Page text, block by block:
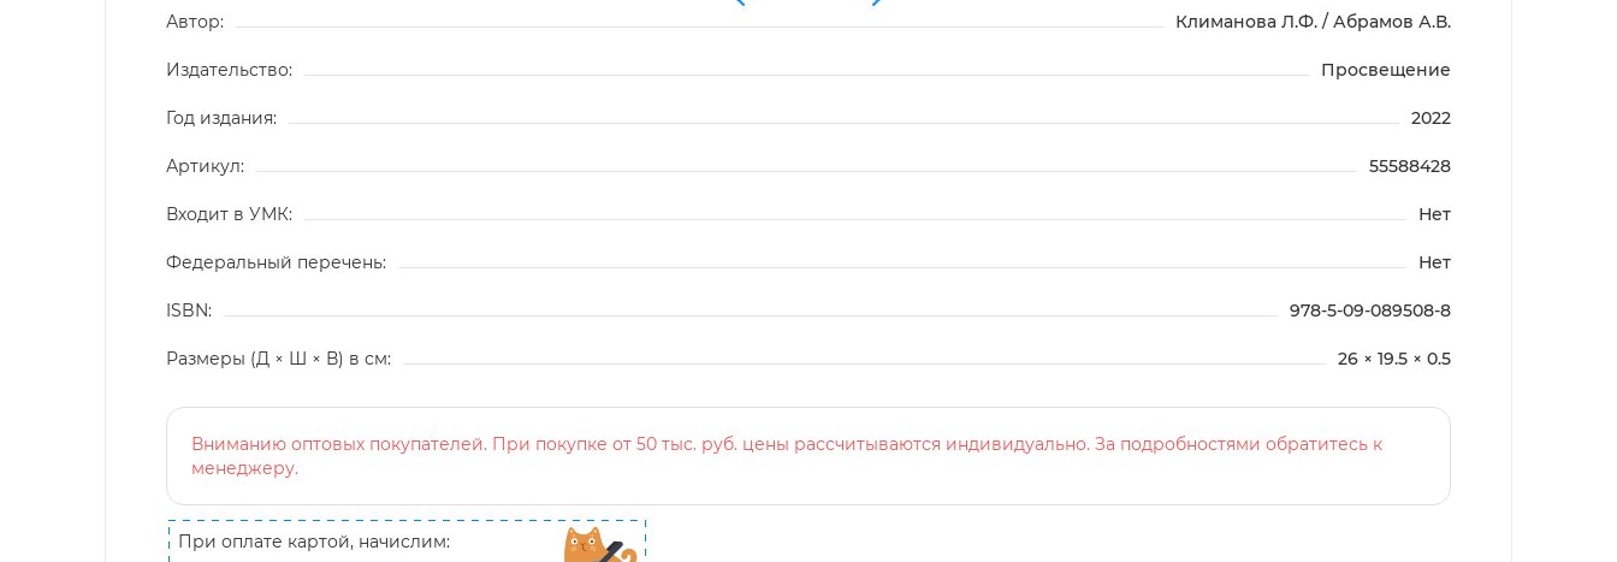
Автор: Климанова Л.Ф. / Абрамов А.В.
Издательство: Просвещение
Год издания: 2022
Артикул: 55588428
Входит в УМК: Нет
Федеральный перечень: Нет
ISBN: 978-5-09-089508-8
Размеры (Д × Ш × В) в см: 26 × 19.5 × 0.5
Вниманию оптовых покупателей. При покупке от 50 тыс. руб. цены рассчитываются индивидуально. За подробностями обратитесь к
менеджеру.
При оплате картой, начислим: